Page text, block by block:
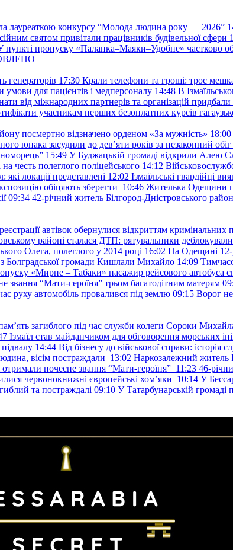
лауреаткою конкурсу “Молода людина року — 2026”
святом привітали працівників будівельної сфери
пункті пропуску «Паланка–Маяки–Удобне» частково
генераторів 17:30 Крали телефони та гроші: троє
для пацієнтів і медперсоналу 14:48 В
від міжнародних партнерів та організацій
учасникам перших безоплатних курсів
посмертно відзначено орденом «За мужність» 18:00
юнака засудили до дев’яти років за незаконний
15:49 У Буджацькій громаді відкрили Алею
честь полеглого поліцейського 14:12
локації представлені 12:02 Ізмаїльські гвардійці
обіцяють зберегти 10:46 Жителька Одещини
09:34 42-річний житель Білгород-Дністровського
автівок обернулися відкриттям кримінальних
районі сталася ДТП: рятувальники
Олега, полеглого у 2014 році 16:02 На Одещині 12-
Болградської громади Кишлали Михайло 14:09
«Мирне – Табаки» пасажир рейсового автобуса
звання “Мати-героїня” трьом багатодітним матерям
руху автомобіль провалився під землю 09:15 Ворог
загиблого під час служби колеги Сороки
Ізмаїл став майданчиком для обговорення морських
14:44 Від бізнесу до військової справи:
вісім постраждали 13:02 Наркозалежний житель
отримали почесне звання “Мати-героїня” 11:23 46-
червонокнижні європейські хом’яки 10:14 У
та постраждалі 09:10 У Татарбунарській громаді